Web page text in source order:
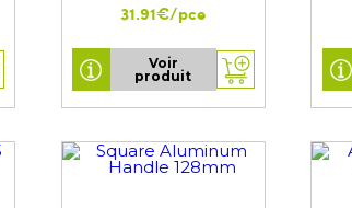
31.91€/pce
Voir
produit